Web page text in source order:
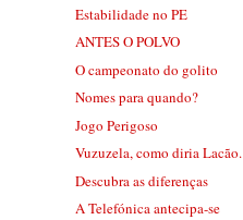
Estabilidade no PE
ANTES O POLVO
O campeonato do golito
Nomes para quando?
Jogo Perigoso
Vuzuzela, como diria Lacão.
Descubra as diferenças
A Telefónica antecipa-se